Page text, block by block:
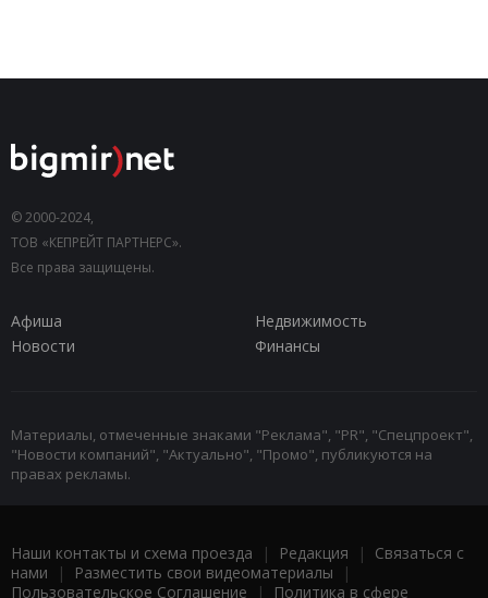
© 2000-2024,
ТОВ «КЕПРЕЙТ ПАРТНЕРС».
Все права защищены.
Афиша
Недвижимость
Новости
Финансы
Материалы, отмеченные знаками "Реклама", "PR", "Спецпроект",
"Новости компаний", "Актуально", "Промо", публикуются на
правах рекламы.
Наши контакты и схема проезда | Редакция | Связаться с
нами | Разместить свои видеоматериалы |
Пользовательское Соглашение | Политика в сфере